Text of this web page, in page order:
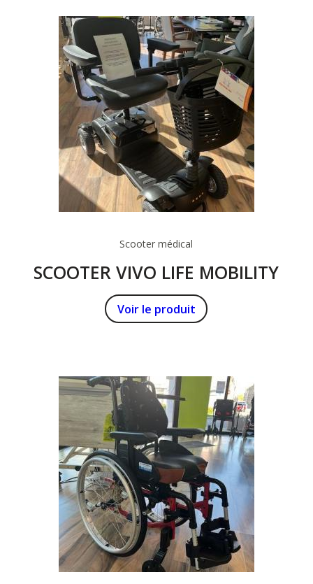
Scooter médical
SCOOTER VIVO LIFE MOBILITY
Voir le produit